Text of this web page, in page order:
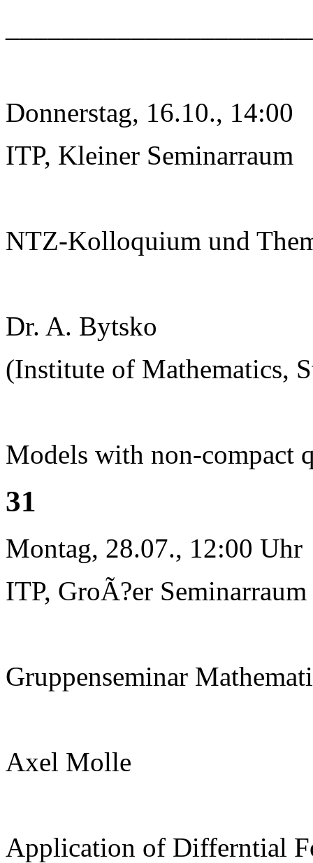
Donnerstag, 16.10., 14:00
ITP, Kleiner Seminarraum
NTZ-Kolloquium und
Dr. A. Bytsko
(Institute of Mathematics,
Models with non-compact
31
Montag, 28.07., 12:00 Uhr
ITP, GroÃ?er Seminarraum
Gruppenseminar
Axel Molle
Application of Differntial